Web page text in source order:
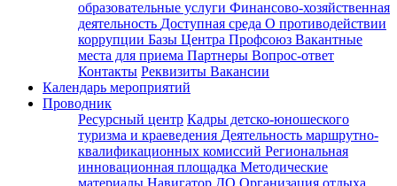
образовательные услуги Финансово-хозяйственная
деятельность Доступная среда О противодействии
коррупции Базы Центра Профсоюз Вакантные
места для приема Партнеры Вопрос-ответ
Контакты Реквизиты Вакансии
Календарь мероприятий
Проводник
Ресурсный центр Кадры детско-юношеского
туризма и краеведения Деятельность маршрутно-
квалификационных комиссий Региональная
инновационная площадка Методические
материалы Навигатор ДО Организация отдыха